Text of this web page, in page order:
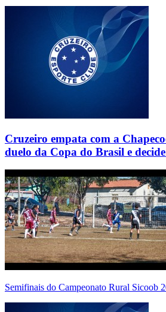
Cruzeiro empata com a
duelo da Copa do Brasil e
Semifinais do Campeonato Rural Sicoob